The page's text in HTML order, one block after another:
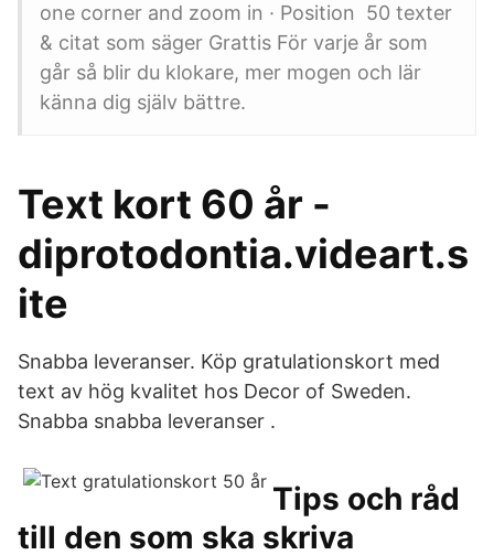
one corner and zoom in · Position 50 texter
& citat som säger Grattis För varje år som
går så blir du klokare, mer mogen och lär
känna dig själv bättre.
Text kort 60 år -
diprotodontia.videart.s
ite
Snabba leveranser. Köp gratulationskort med
text av hög kvalitet hos Decor of Sweden.
Snabba snabba leveranser .
Tips och råd
till den som ska skriva